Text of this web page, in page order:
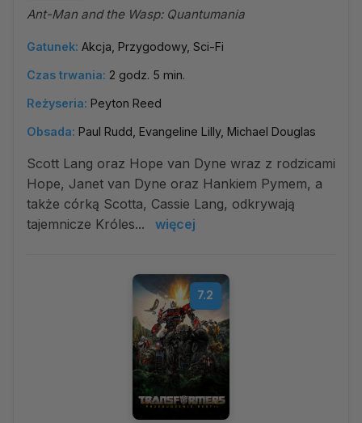
Ant-Man and the Wasp: Quantumania
Gatunek: Akcja, Przygodowy, Sci-Fi
Czas trwania: 2 godz. 5 min.
Reżyseria: Peyton Reed
Obsada: Paul Rudd, Evangeline Lilly, Michael Douglas
Scott Lang oraz Hope van Dyne wraz z rodzicami
Hope, Janet van Dyne oraz Hankiem Pymem, a
także córką Scotta, Cassie Lang, odkrywają
tajemnicze Króles...
więcej
7.2